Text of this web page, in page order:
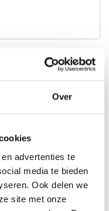
Over
advertenties te
media te bieden
Ook delen we
site met onze
310